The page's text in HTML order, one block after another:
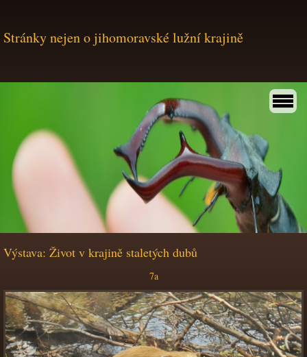
Stránky nejen o jihomoravské lužní krajině
Výstava: Život v krajině staletých dubů
7a